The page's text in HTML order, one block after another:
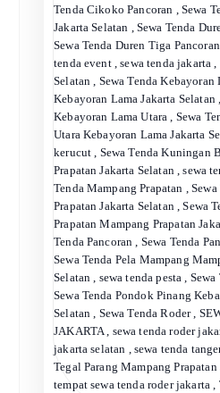
Tenda Cikoko Pancoran , Sewa
Jakarta Selatan , Sewa Tenda
Sewa Tenda Duren Tiga
tenda event,sewa tenda jakarta ,
Selatan , Sewa Tenda Kebayoran
Kebayoran Lama Jakarta Selatan
Kebayoran Lama Utara , Sewa
Utara Kebayoran Lama Jakarta
kerucut , Sewa Tenda Kuningan
Prapatan Jakarta Selatan,sewa
Tenda Mampang Prapatan ,
Prapatan Jakarta Selatan,Sewa
Prapatan Mampang Prapatan
Tenda Pancoran , Sewa Tenda
Sewa Tenda Pela Mampang
Selatan , sewa tenda pesta , Sewa
Sewa Tenda Pondok Pinang
Selatan , Sewa Tenda Roder,
JAKARTA, sewa tenda roder
jakarta selatan , sewa tenda
Tegal Parang Mampang Prapatan
tempat sewa tenda roder jakarta ,